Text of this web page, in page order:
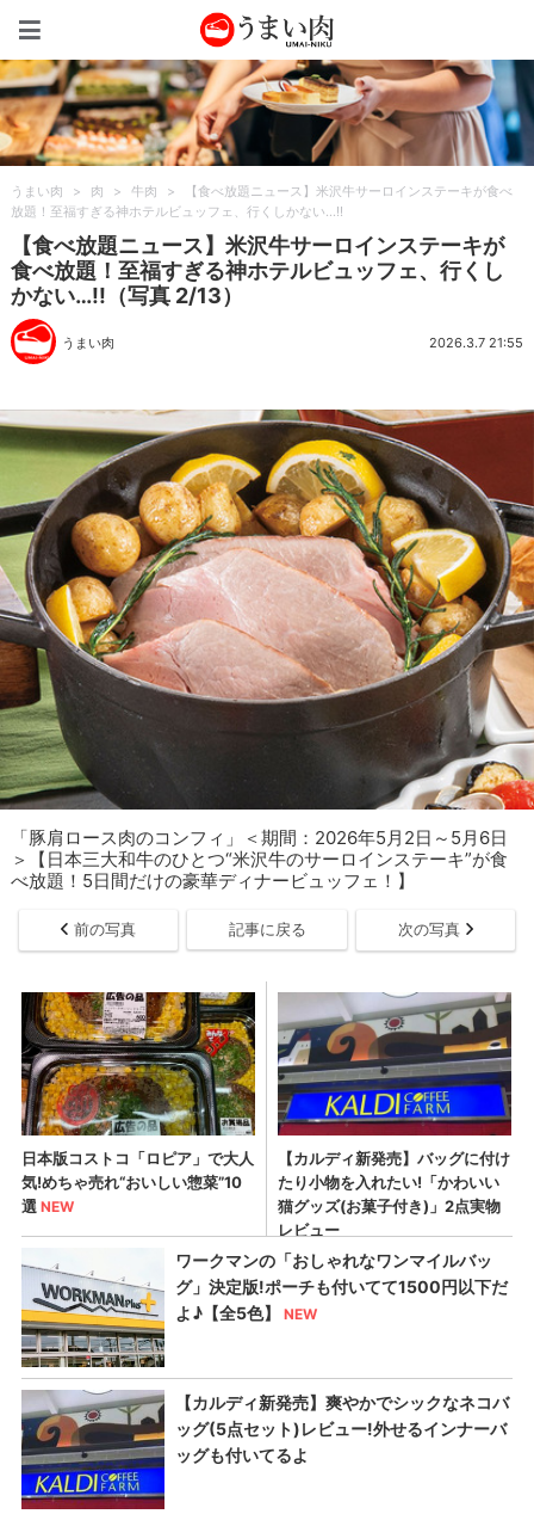
うまい肉 > 肉 > 牛肉 >
【食べ放題ニュース】米沢牛サーロインステーキが食べ
放題！至福すぎる神ホテルビュッフェ、行くしかない…!!
【食べ放題ニュース】米沢牛サーロインステーキが
食べ放題！至福すぎる神ホテルビュッフェ、行くし
かない…!!（写真 2/13）
うまい肉 2026.3.7 21:55
「豚肩ロース肉のコンフィ」＜期間：2026年5月2日～5月6日
＞【日本三大和牛のひとつ“米沢牛のサーロインステーキ”が食
べ放題！5日間だけの豪華ディナービュッフェ！】
前の写真 記事に戻る 次の写真